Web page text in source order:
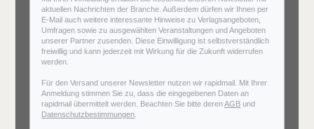
aktuellen Nachrichten der Branche. Außerdem dürfen wir Ihnen per
E-Mail auch weitere interessante Hinweise zu Verlagsangeboten,
Umfragen sowie zu ausgewählten Veranstaltungen und Angeboten
unserer Partner zusenden. Diese Einwilligung ist selbstverständlich
freiwillig und kann jederzeit mit Wirkung für die Zukunft widerrufen
werden.
Für den Versand unserer Newsletter nutzen wir rapidmail. Mit Ihrer
Anmeldung stimmen Sie zu, dass die eingegebenen Daten an
rapidmail übermittelt werden. Beachten Sie bitte derenAGB und
Datenschutzbestimmungen